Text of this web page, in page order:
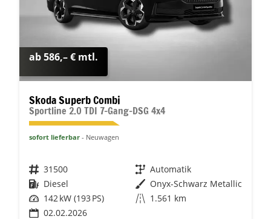
ab 586,– € mtl.
Skoda Superb Combi
Sportline 2.0 TDI 7-Gang-DSG 4x4
sofort lieferbar Neuwagen
Fahrzeugnr. 31500 Getriebe Automatik
Kraftstoff Diesel Außenfarbe Onyx-Schwarz Metallic
Leistung 142 kW (193 PS) Kilometerstand 1.561 km
02.02.2026